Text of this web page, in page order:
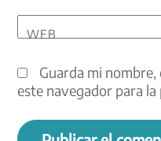
WEB
Guarda mi
este navegador para